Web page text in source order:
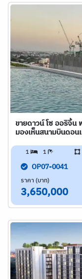
ขายดาวน์ โซ ออริจิ้น
มองเห็นสนามบินดอน
1 1
OP07-0041
ราคา (บาท)
3,650,000